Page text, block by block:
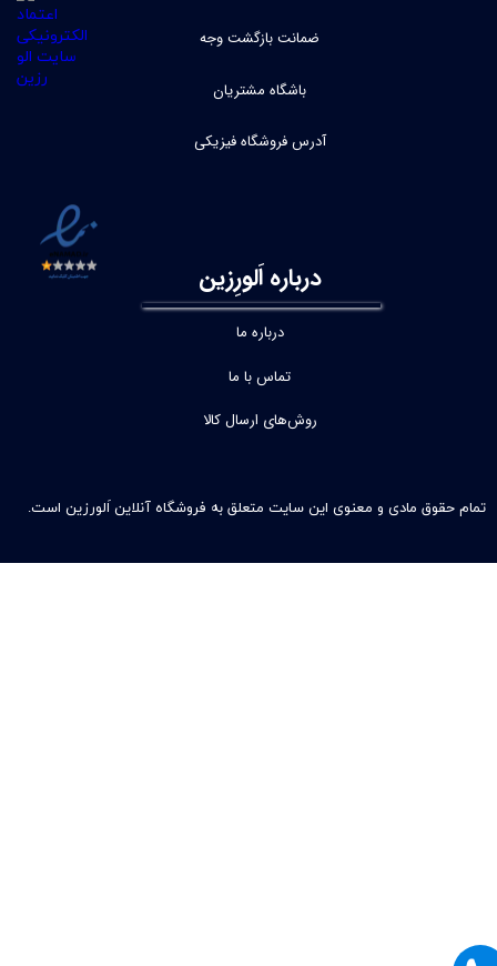
تمام حقوق مادی و معنوی این سایت متعلق به فروشگاه آنلاین اَلورزین است.
ضمانت بازگشت وجه
باشگاه مشتریان
آدرس فروشگاه فیزیکی
درباره اَلورِزین
درباره ما
تماس با ما
روش‌های ارسال کالا